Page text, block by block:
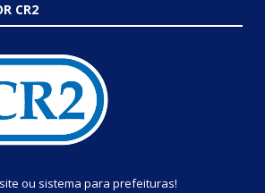
CR2
ou sistema para prefeituras!